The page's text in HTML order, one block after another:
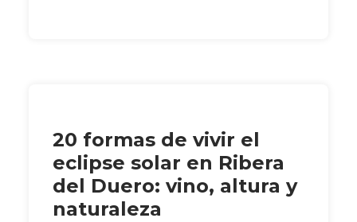
20 formas de vivir el
eclipse solar en Ribera
del Duero: vino, altura y
naturaleza